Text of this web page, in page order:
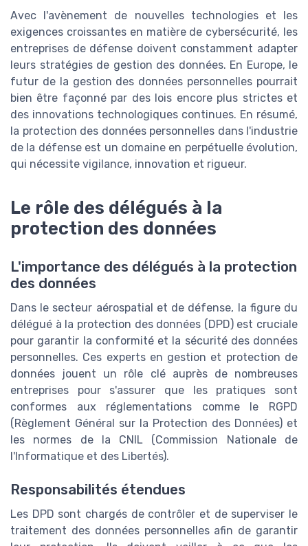
Avec l'avènement de nouvelles technologies et les
exigences croissantes en matière de cybersécurité, les
entreprises de défense doivent constamment adapter
leurs stratégies de gestion des données. En Europe, le
futur de la gestion des données personnelles pourrait
bien être façonné par des lois encore plus strictes et
des innovations technologiques continues. En résumé,
la protection des données personnelles dans l'industrie
de la défense est un domaine en perpétuelle évolution,
qui nécessite vigilance, innovation et rigueur.
Le rôle des délégués à la
protection des données
L'importance des délégués à la protection
des données
Dans le secteur aérospatial et de défense, la figure du
délégué à la protection des données (DPD) est cruciale
pour garantir la conformité et la sécurité des données
personnelles. Ces experts en gestion et protection de
données jouent un rôle clé auprès de nombreuses
entreprises pour s'assurer que les pratiques sont
conformes aux réglementations comme le RGPD
(Règlement Général sur la Protection des Données) et
les normes de la CNIL (Commission Nationale de
l'Informatique et des Libertés).
Responsabilités étendues
Les DPD sont chargés de contrôler et de superviser le
traitement des données personnelles afin de garantir